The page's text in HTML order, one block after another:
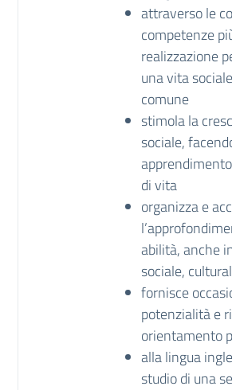
attraverso le
competenze
realizzazione
una vita
comune
stimola la
sociale,
di vita
organizza e
abilità, anche
sociale,
fornisce
potenzialità e
orientamento
alla lingua
studio di una